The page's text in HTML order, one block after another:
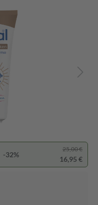
-32%
25,00 €
16,95 €